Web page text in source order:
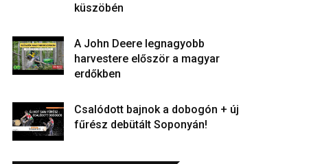
küszöbén
A John Deere legnagyobb
harvestere először a magyar
erdőkben
Csalódott bajnok a dobogón + új
fűrész debütált Soponyán!